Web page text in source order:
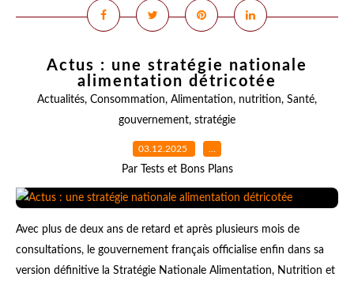
Actus : une stratégie nationale
alimentation détricotée
Actualités, Consommation, Alimentation, nutrition, Santé,
gouvernement, stratégie
03.12.2025 …
Par Tests et Bons Plans
Avec plus de deux ans de retard et après plusieurs mois de
consultations, le gouvernement français officialise enfin dans sa
version définitive la Stratégie Nationale Alimentation, Nutrition et